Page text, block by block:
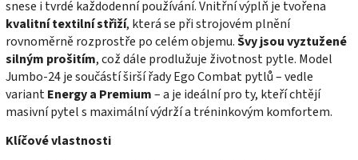
snese i tvrdé každodenní používání. Vnitřní výplň je tvořena
kvalitní textilní střiží, která se při strojovém plnění
rovnoměrně rozprostře po celém objemu.Švy jsou vyztužené
silným prošitím, což dále prodlužuje životnost pytle. Model
Jumbo-24 je součástí širší řady Ego Combat pytlů – vedle
variantEnergy a Premium– a je ideální pro ty, kteří chtějí
masivní pytel s maximální výdrží a tréninkovým komfortem.
Klíčové vlastnosti